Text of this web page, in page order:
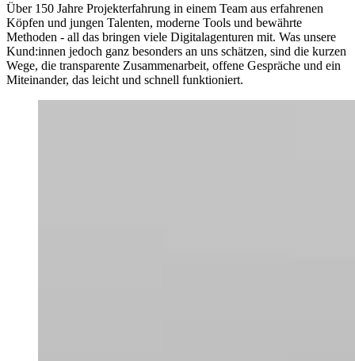
Über 150 Jahre Projekterfahrung in einem Team aus erfahrenen
Köpfen und jungen Talenten, moderne Tools und bewährte
Methoden - all das bringen viele Digitalagenturen mit. Was unsere
Kund:innen jedoch ganz besonders an uns schätzen, sind die kurzen
Wege, die transparente Zusammenarbeit, offene Gespräche und ein
Miteinander, das leicht und schnell funktioniert.